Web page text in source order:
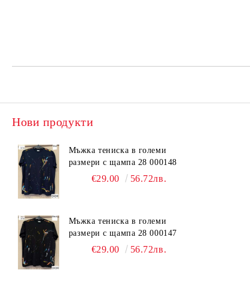
Нови продукти
Мъжка тениска в големи
размери с щампа 28 000148
€29.00 56.72лв.
Мъжка тениска в големи
размери с щампа 28 000147
€29.00 56.72лв.